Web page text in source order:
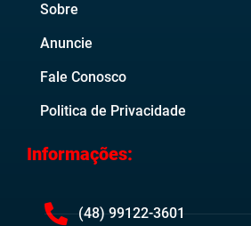
Sobre
Anuncie
Fale Conosco
Politica de Privacidade
Informações:
(48) 99122-3601